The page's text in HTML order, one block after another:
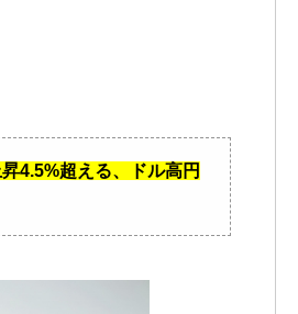
4.5%超える、ドル高円